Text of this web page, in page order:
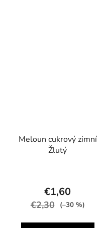
Meloun cukrový zimní
Žlutý
€1,60
€2,30 (–30 %)